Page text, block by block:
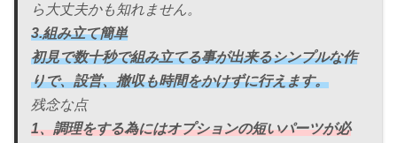
ら大丈夫かも知れません。
3.組み立て簡単
初見で数十秒で組み立てる事が出来るシンプルな作
りで、設営、撤収も時間をかけずに行えます。
残念な点
1、調理をする為にはオプションの短いパーツが必